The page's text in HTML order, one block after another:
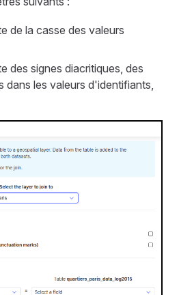
de la casse des valeurs
des signes diacritiques, des
dans les valeurs d'identifiants,